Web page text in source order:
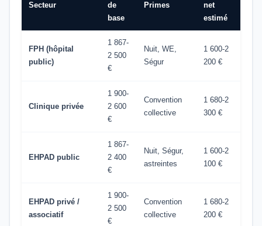
Secteur
de
base
Primes
net
estimé
FPH (hôpital
public)
1 867-
2 500
€
Nuit, WE,
Ségur
1 600-2
200 €
Clinique privée
1 900-
2 600
€
Convention
collective
1 680-2
300 €
EHPAD public
1 867-
2 400
€
Nuit, Ségur,
astreintes
1 600-2
100 €
EHPAD privé /
associatif
1 900-
2 500
€
Convention
collective
1 680-2
200 €